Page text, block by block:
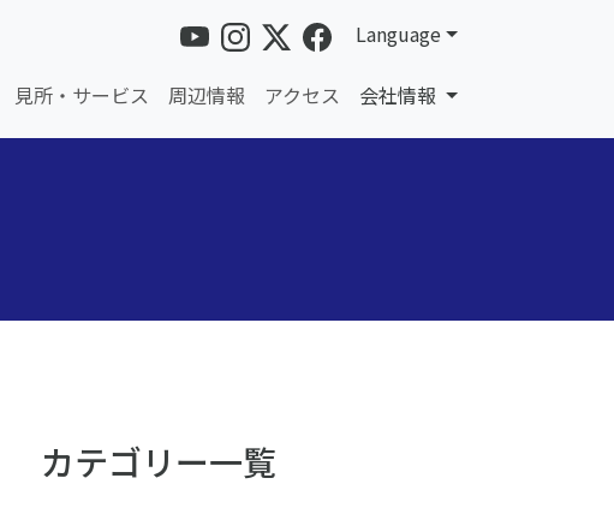
Language
見所・サービス 周辺情報 アクセス 会社情報
カテゴリー一覧